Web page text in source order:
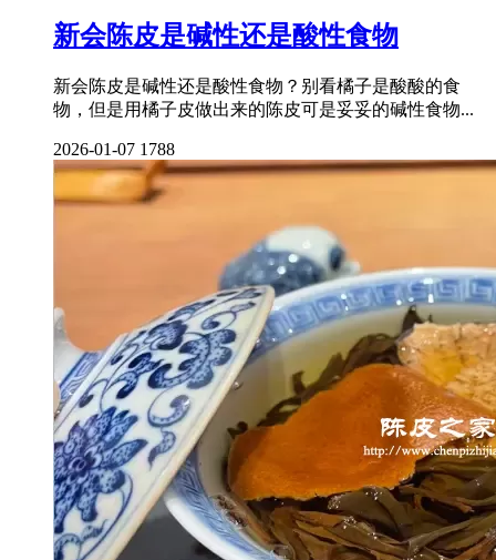
​新会陈皮是碱性还是酸性食物
新会陈皮是碱性还是酸性食物？别看橘子是酸酸的食
物，但是用橘子皮做出来的陈皮可是妥妥的碱性食物...
2026-01-07 1788